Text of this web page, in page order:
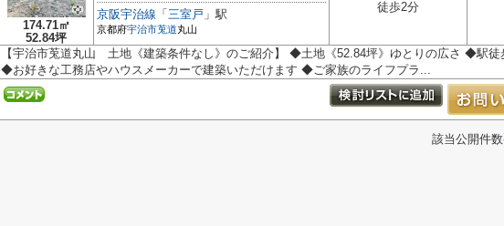
174.71㎡
52.84坪
京阪宇治線 「 三室戸 」駅
京都府宇治市莵道丸山
徒歩2分
【宇治市莵道丸山 土地《建築条件なし》のご紹介】 ◆土地《52.84坪》ゆとりの広さ ◆駅徒
◆お好きな工務店やハウスメーカーで建築いただけます ◆ご家族のライフプラ...
該当公開件数